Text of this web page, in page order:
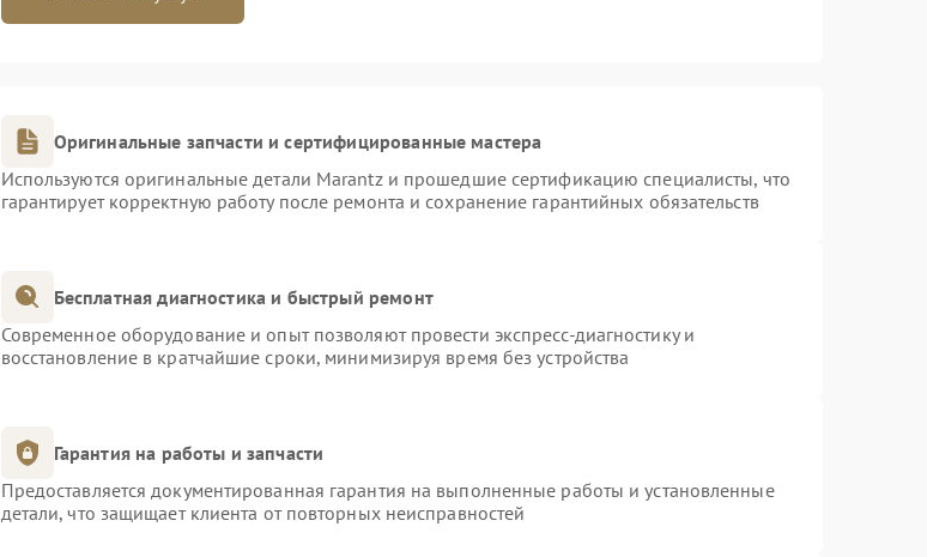
Оригинальные запчасти и сертифицированные мастера
Используются оригинальные детали Marantz и прошедшие сертификацию специалисты, что
гарантирует корректную работу после ремонта и сохранение гарантийных обязательств
Бесплатная диагностика и быстрый ремонт
Современное оборудование и опыт позволяют провести экспресс-диагностику и
восстановление в кратчайшие сроки, минимизируя время без устройства
Гарантия на работы и запчасти
Предоставляется документированная гарантия на выполненные работы и установленные
детали, что защищает клиента от повторных неисправностей